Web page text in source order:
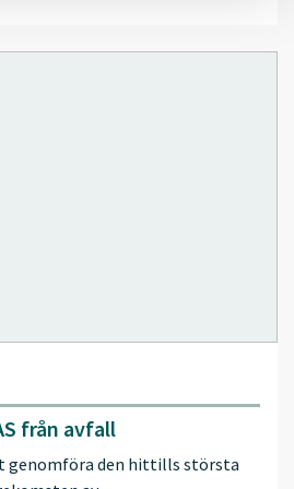
från avfall
genomföra den hittills största